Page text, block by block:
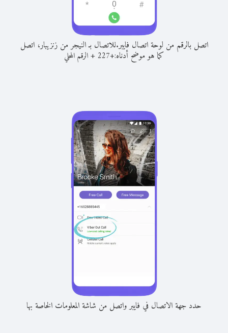
اتصل بالرقم من لوحة اتصال فايبر.للاتصال بـ النيجر من زنزيبار، اتصل
كما هو موضح أدناه:+
227
+الرقم المحلي
حدد جهة الاتصال في فايبر واتصل من شاشة المعلومات الخاصة بها